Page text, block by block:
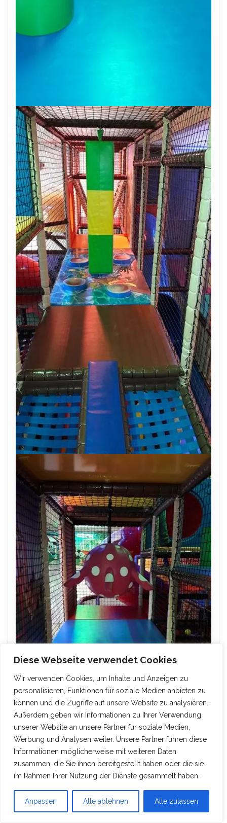
Diese Webseite verwendet Cookies
Wir verwenden Cookies, um Inhalte und Anzeigen zu
personalisieren, Funktionen für soziale Medien anbieten zu
können und die Zugriffe auf unsere Website zu analysieren.
Außerdem geben wir Informationen zu Ihrer Verwendung
unserer Website an unsere Partner für soziale Medien,
Werbung und Analysen weiter. Unsere Partner führen diese
Informationen möglicherweise mit weiteren Daten
zusammen, die Sie ihnen bereitgestellt haben oder die sie
im Rahmen Ihrer Nutzung der Dienste gesammelt haben.
Anpassen Alle ablehnen Alle zulassen